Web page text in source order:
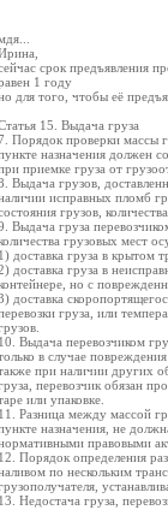
срок предъявления
1 году
для того, чтобы её
15. Выдача груза
Порядок проверки массы
назначения должен
приемке груза от
Выдача грузов,
исправных пломб
грузов,
Выдача груза
грузовых мест
1) доставка груза в крытом
доставка груза в
но с
доставка
груза, или
10. Выдача перевозчиком
в случае
при наличии других
перевозчик обязан
или упаковке.
11. Разница между массой
назначения, не
правовыми
12. Порядок определения
по нескольким
13. Недостача груза,